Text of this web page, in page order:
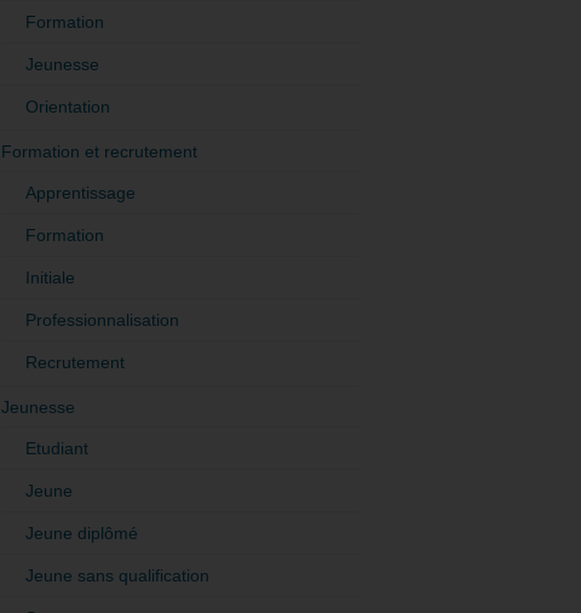
Formation
Jeunesse
Orientation
Formation et recrutement
Apprentissage
Formation
Initiale
Professionnalisation
Recrutement
Jeunesse
Etudiant
Jeune
Jeune diplômé
Jeune sans qualification